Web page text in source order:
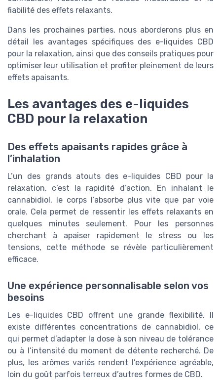
fiabilité des effets relaxants.
Dans les prochaines parties, nous aborderons plus en
détail les avantages spécifiques des e-liquides CBD
pour la relaxation, ainsi que des conseils pratiques pour
optimiser leur utilisation et profiter pleinement de leurs
effets apaisants.
Les avantages des e-liquides
CBD pour la relaxation
Des effets apaisants rapides grâce à
l’inhalation
L’un des grands atouts des e-liquides CBD pour la
relaxation, c’est la rapidité d’action. En inhalant le
cannabidiol, le corps l’absorbe plus vite que par voie
orale. Cela permet de ressentir les effets relaxants en
quelques minutes seulement. Pour les personnes
cherchant à apaiser rapidement le stress ou les
tensions, cette méthode se révèle particulièrement
efficace.
Une expérience personnalisable selon vos
besoins
Les e-liquides CBD offrent une grande flexibilité. Il
existe différentes concentrations de cannabidiol, ce
qui permet d’adapter la dose à son niveau de tolérance
ou à l’intensité du moment de détente recherché. De
plus, les arômes variés rendent l’expérience agréable,
loin du goût parfois terreux d’autres formes de CBD.